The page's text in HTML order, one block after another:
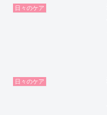
日々のケア
日々のケア